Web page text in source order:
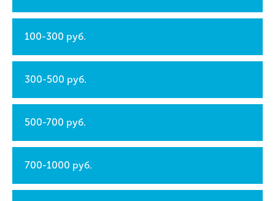
100-300 руб.
300-500 руб.
500-700 руб.
700-1000 руб.